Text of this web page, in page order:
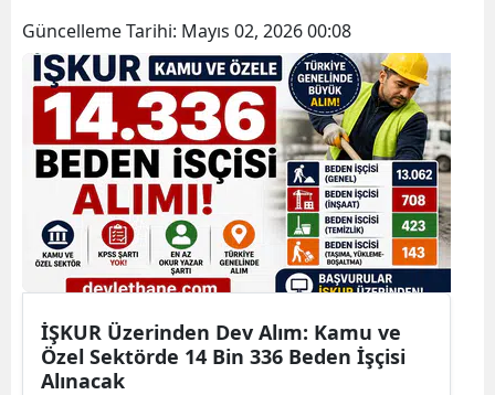
Güncelleme Tarihi: Mayıs 02, 2026 00:08
İŞKUR Üzerinden Dev Alım: Kamu ve
Özel Sektörde 14 Bin 336 Beden İşçisi
Alınacak